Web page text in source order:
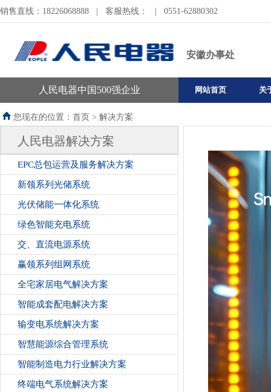
销售直线：18226068888 客服热线： 0551-62880302
安徽办事处
人民电器中国500强企业 网站首页 关
您现在的位置：首页 > 解决方案
人民电器解决方案
EPC总包运营及服务解决方案
新领系列光储系统
光伏储能一体化系统
绿色智能充电系统
交、直流电源系统
赢领系列组网系统
全宅家居电气解决方案
智能成套配电解决方案
输变电系统解决方案
智慧能源综合管理系统
智能制造电力行业解决方案
终端电气系统解决方案